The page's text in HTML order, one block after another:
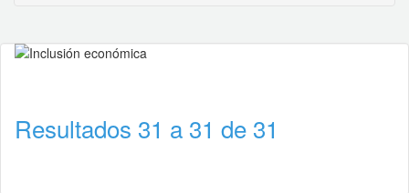
Resultados 31 a 31 de 31